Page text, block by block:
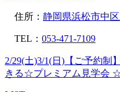
住所： 静岡県浜松市中区
TEL： 053-471-7109
2/29(土)3/1(日)【ご予約制
きる☆プレミアム見学会